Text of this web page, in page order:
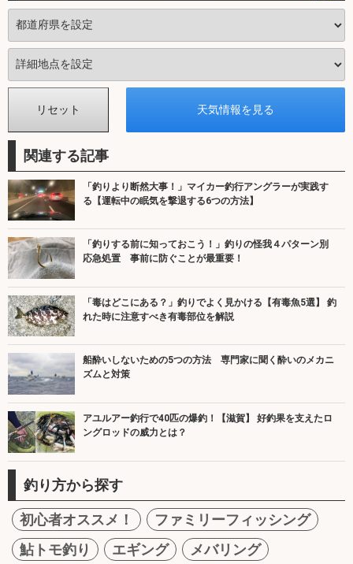
関連する記事
「釣りより断然大事！」マイカー釣行アングラーが実践す
る【運転中の眠気を撃退する6つの方法】
「釣りする前に知っておこう！」釣りの怪我４パターン別
応急処置 事前に防ぐことが最重要！
「毒はどこにある？」釣りでよく見かける【有毒魚5選】 釣
れた時に注意すべき有毒部位を解説
船酔いしないための5つの方法 専門家に聞く酔いのメカニ
ズムと対策
アユルアー釣行で40匹の爆釣！【滋賀】 好釣果を支えたロ
ングロッドの威力とは？
釣り方から探す
初心者オススメ！
ファミリーフィッシング
鮎トモ釣り
エギング
メバリング